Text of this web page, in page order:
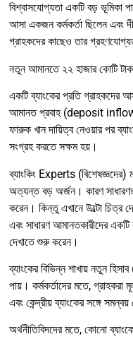
বিশ্বাসযোগ্যতা একটি বড় ভূমিকা
আসা একজন কর্মকর্তা ছিলেন এবং
গ্রাহকদের কাছেও তার
নতুন আমানতে ২২ হাজার কোটি
একটি ব্যাংকের প্রতি
আমানত প্রবাহ (deposit
ফারুক খান দায়িত্ব নেওয়ার পর
সংগ্রহ করতে সক্ষম হয়।
ব্যাংকিং Experts
অত্যন্ত বড় অর্জন। কারণ
করেন। কিন্তু এখানে উল্টো চিত্র
এবং সাধারণ আমানতকারীদের
দেখাতে শুরু করেন।
ব্যাংকের বিভিন্ন শাখায় নতুন
পায়। কর্মকর্তাদের মতে,
এবং কেন্দ্রীয় ব্যাংকের সঙ্গে
অর্থনীতিবিদদের মতে, কোনো